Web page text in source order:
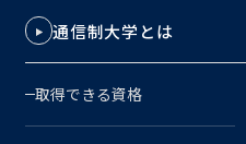
通信制大学とは
取得できる資格